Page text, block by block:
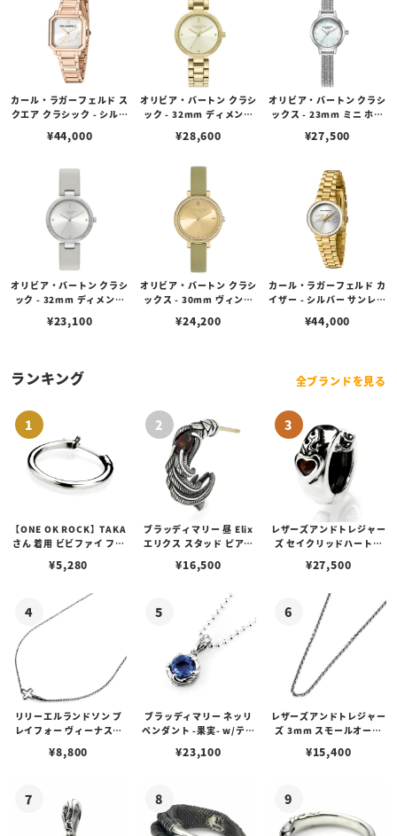
カール・ラガーフェルド ス
クエア クラシック - シルバ
ダイヤル ローズゴールド
¥44,000
オリビア・バートン クラシ
ック - 32mm ディメンシ
ゴールド ブレスレット
¥28,600
オリビア・バートン クラシ
ックス - 23mm ミニ ホワ
スタル シルバー メッシュ
¥27,500
オリビア・バートン クラシ
ック - 32mm ディメンシ
ンレイ アールグレイ レザ
¥23,100
オリビア・バートン クラシ
ックス - 30mm ヴィンテ
ド サンレイ セージ グリー
¥24,200
カール・ラガーフェルド カ
イザー - シルバー サンレイ
エローゴールド
¥44,000
ランキング 全ブランドを見る
【ONE OK ROCK】TAKA
さん 着用 ビビファイ フー
¥5,280
ブラッディマリー 昼 Elix
エリクス スタッド ピアス
¥16,500
レザーズアンドトレジャー
ズ セイクリッドハートピ
¥27,500
リリーエルランドソン プ
レイフォー ヴィーナスチ
¥8,800
ブラッディマリー ネッリ
ペンダント -果実- w/ティ
¥23,100
レザーズアンドトレジャー
ズ 3mm スモールオーバ
ブスタークラスプ＆LTロ
¥15,400